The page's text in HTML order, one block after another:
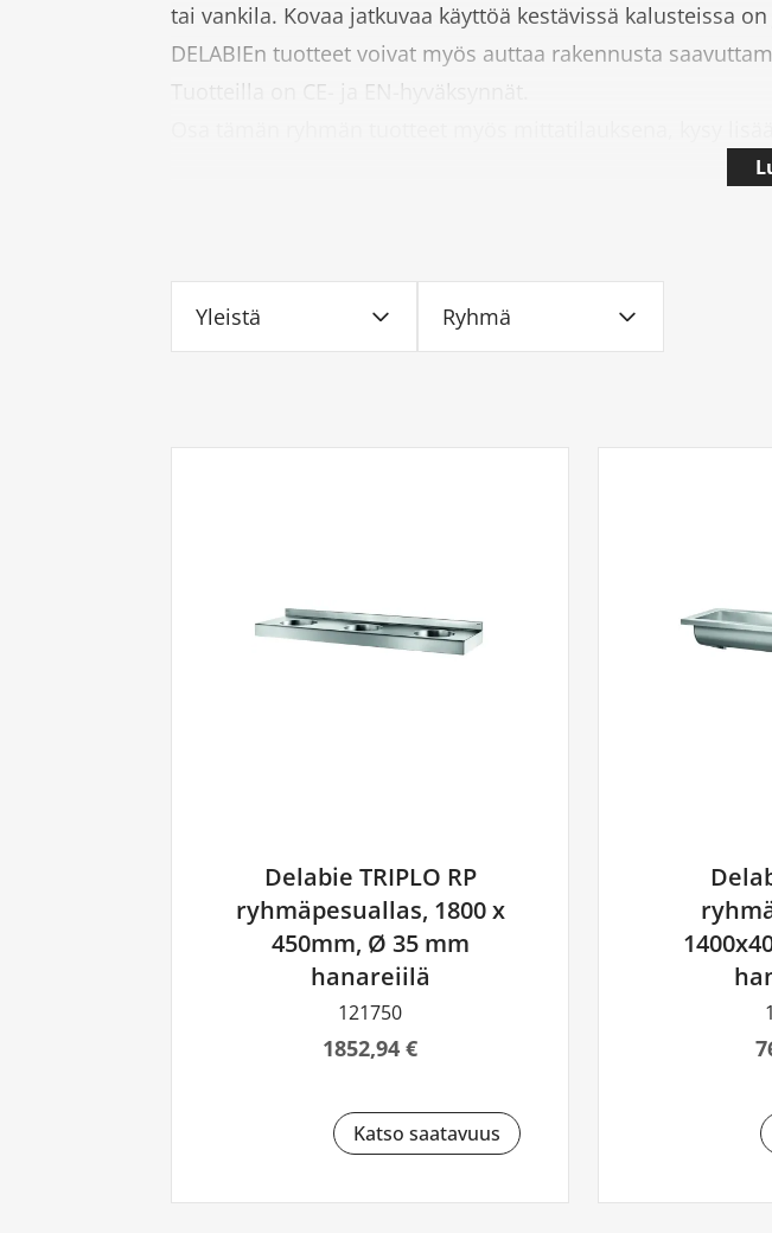
tai vankila. Kovaa jatkuvaa käyttöä kestävissä kalusteissa
DELABIEn tuotteet voivat myös auttaa rakennusta
Tuotteilla on CE- ja EN-hyväksynnät.
Yleistä Ryhmä
Delabie TRIPLO RP
ryhmäpesuallas, 1800 x
450mm, Ø 35 mm
hanareiilä
121750
1852,94 €
Katso saatavuus